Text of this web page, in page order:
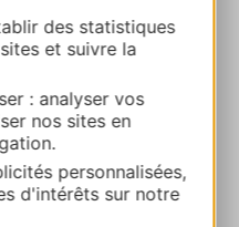
des statistiques
et suivre la
: analyser vos
nos sites en
personnalisées,
d'intérêts sur notre
D’AGDE 34300 AGDE